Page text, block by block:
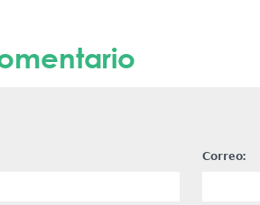
Correo: